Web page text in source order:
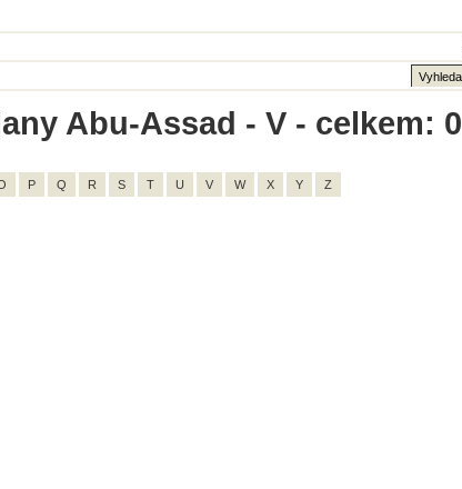
Abu-Assad - V - celkem: 0
P Q R S T U V W X Y Z